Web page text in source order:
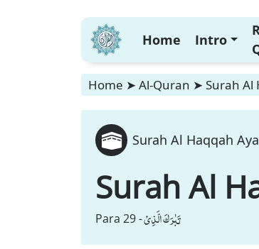
Home Intro
Home ➤ Al-Quran ➤ Surah Al
Surah Al Haqqah
Surah Al
Para 29 -تَبٰرَكَ الَّذِیْ